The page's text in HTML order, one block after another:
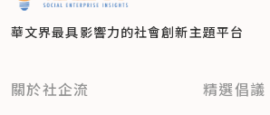
華文界最具影響力的社會創新主題平台
關於社企流 精選倡議